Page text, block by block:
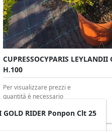
GOLD RIDER Bonsai Ciotola
CUPRESSOCYPARIS
H.100
Per visualizzare prezzi e
quantità è necessario
utenti abilitati dall'azienda.
GOLD RIDER Ponpon Clt 25